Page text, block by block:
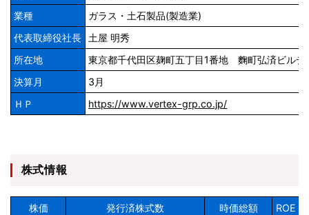
業種
ガラス・土石製品(製造業)
代表取締役社長
土屋 明秀
所在地
東京都千代田区麹町五丁目1番地 麴町弘済ビルデ
決算月
3月
ＨＰ
https://www.vertex-grp.co.jp/
株式情報
株価 発行済株式数 時価総額
ROE（